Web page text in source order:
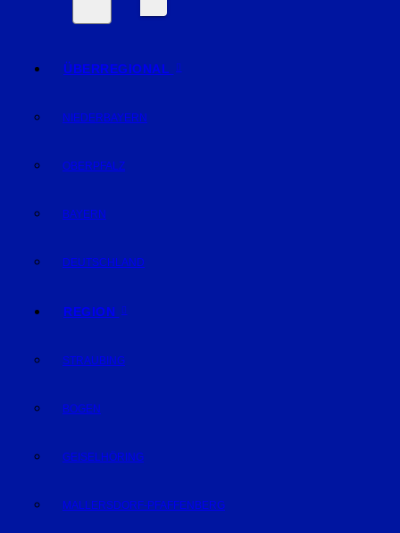
ÜBERREGIONAL
NIEDERBAYERN
OBERPFALZ
BAYERN
DEUTSCHLAND
REGION
STRAUBING
BOGEN
GEISELHÖRING
MALLERSDORF-PFAFFENBERG